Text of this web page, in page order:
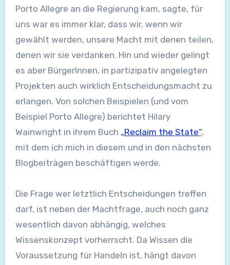
Porto Allegre an die Regierung kam, sagte, für
uns war es immer klar, dass wir, wenn wir
gewählt werden, unsere Macht mit denen teilen,
denen wir sie verdanken. Hin und wieder gelingt
es aber BürgerInnen, in partizipativ angelegten
Projekten auch wirklich Entscheidungsmacht zu
erlangen. Von solchen Beispielen (und vom
Beispiel Porto Allegre) berichtet Hilary
Wainwright in ihrem Buch „Reclaim the State“,
mit dem ich mich in diesem und in den nächsten
Blogbeiträgen beschäftigen werde.
Die Frage wer letztlich Entscheidungen treffen
darf, ist neben der Machtfrage, auch noch ganz
wesentlich davon abhängig, welches
Wissenskonzept vorherrscht. Da Wissen die
Voraussetzung für Handeln ist, hängt davon